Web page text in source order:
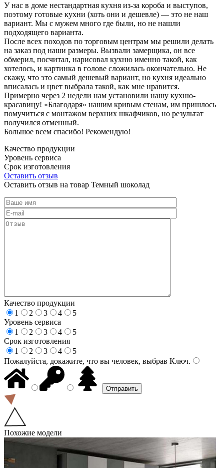
У нас в доме нестандартная кухня из-за короба и выступов,
поэтому готовые кухни (хоть они и дешевле) — это не наш
вариант. Мы с мужем много где были, но не нашли
подходящего варианта.
После всех походов по торговым центрам мы решили делать
на заказ под наши размеры. Вызвали замерщика, он все
обмерил, посчитал, нарисовал кухню именно такой, как
хотелось, и картинка в голове сложилась окончательно. Не
скажу, что это самый дешевый вариант, но кухня идеально
вписалась и цвет выбрала такой, как мне нравится.
Примерно через 2 недели нам установили нашу кухню-
красавицу! «Благодаря» нашим кривым стенам, им пришлось
помучиться с монтажом верхних шкафчиков, но результат
получился отменный.
Большое всем спасибо! Рекомендую!
Качество продукции
Уровень сервиса
Срок изготовления
Оставить отзыв
Оставить отзыв на товар Темный шоколад
Качество продукции
1
2 3 4
5
Уровень сервиса
1
2 3 4
5
Срок изготовления
1
2 3 4
5
Пожалуйста, докажите, что вы человек, выбрав Ключ.
Похожие модели